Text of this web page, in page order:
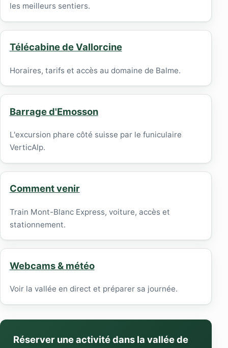
les meilleurs sentiers.
Télécabine de Vallorcine
Horaires, tarifs et accès au domaine de Balme.
Barrage d'Emosson
L'excursion phare côté suisse par le funiculaire
VerticAlp.
Comment venir
Train Mont-Blanc Express, voiture, accès et
stationnement.
Webcams & météo
Voir la vallée en direct et préparer sa journée.
Réserver une activité dans la vallée de